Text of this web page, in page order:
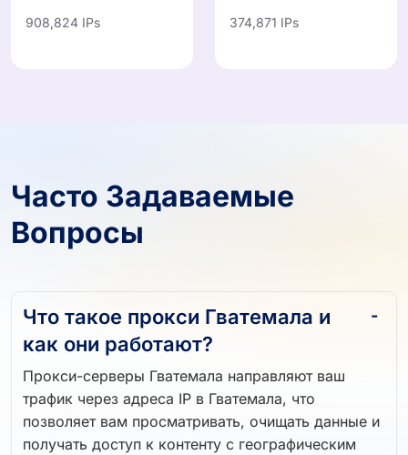
908,824 IPs 374,871 IPs
Часто Задаваемые
Вопросы
Что такое прокси Гватемала и
как они работают?
Прокси-серверы Гватемала направляют ваш
трафик через адреса IP в Гватемала, что
позволяет вам просматривать, очищать данные и
получать доступ к контенту с географическим